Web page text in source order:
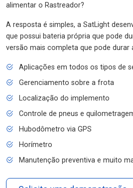
alimentar o Rastreador?
A resposta é simples, a SatLight
que possui bateria própria que pode
versão mais completa que pode durar
Aplicações em todos os tipos de
Gerenciamento sobre a frota
Localização do implemento
Controle de pneus e
Hubodômetro via GPS
Horímetro
Manutenção preventiva e muito